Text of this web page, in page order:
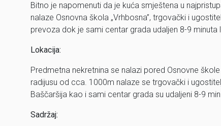
Bitno je napomenuti da je kuća smještena u
nalaze Osnovna škola „Vrhbosna”, trgovački i
prevoza dok je sami centar grada udaljen 8-9 minuta
Lokacija:
Predmetna nekretnina se nalazi pored Osnovne
radijusu od cca. 1000m nalaze se trgovački i
Baščaršija kao i sami centar grada su udaljeni 8-9
Sadržaj: